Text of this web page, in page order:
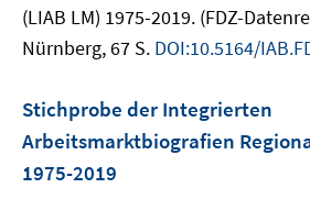
(LIAB LM) 1975-2019. (FDZ-
Nürnberg, 67 S. DOI:10.5164/
Stichprobe der Integrierten
Arbeitsmarktbiografien
1975-2019